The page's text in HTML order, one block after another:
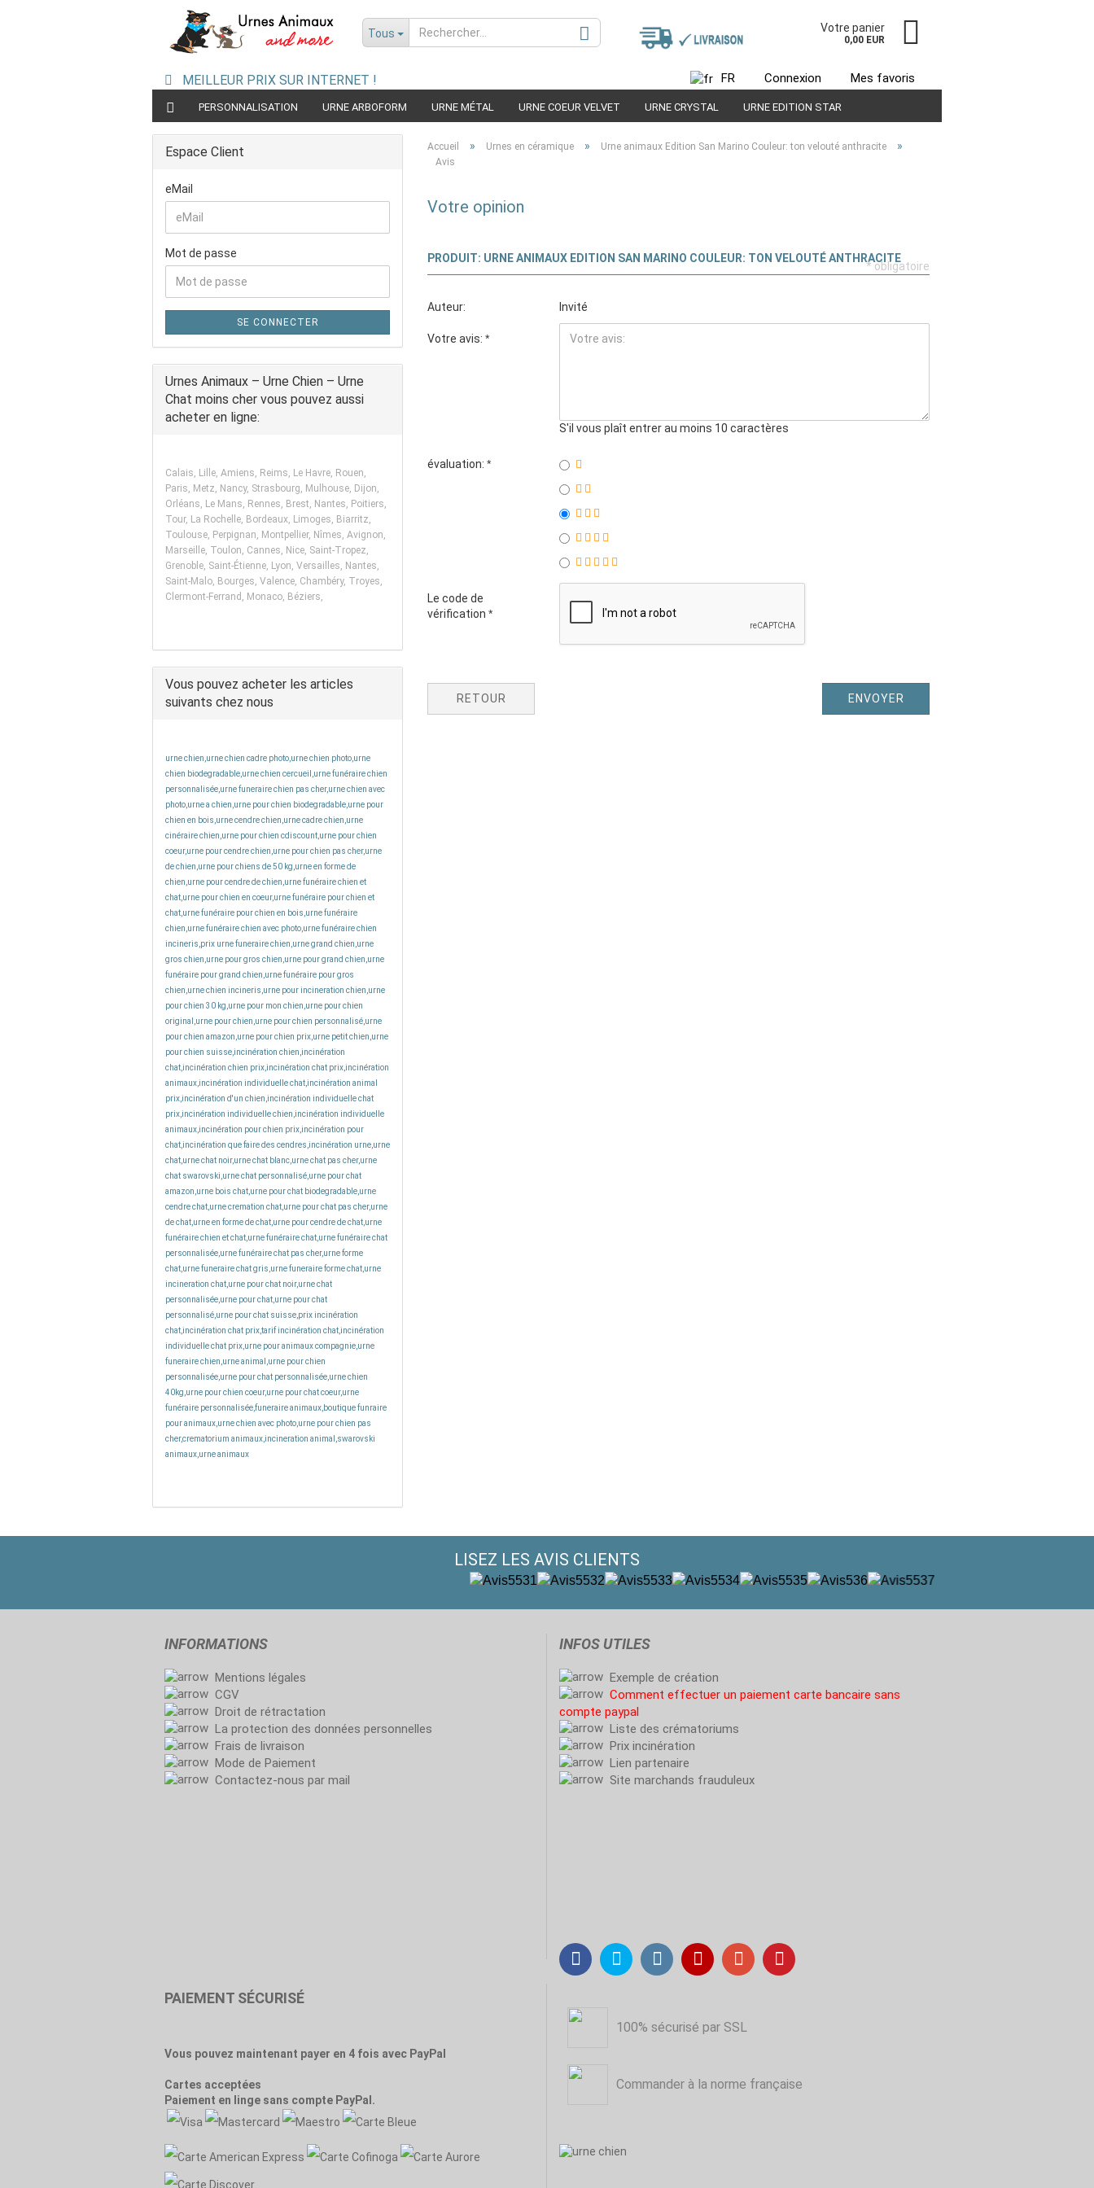
Tous Votre panier
0,00 EUR
MEILLEUR PRIX SUR INTERNET ! FR
Choisir la langue
Connexion Mes favoris
PERSONNALISATION URNE ARBOFORM URNE MÉTAL URNE COEUR VELVET URNE CRYSTAL URNE EDITION STAR
URNE BOIS URNE EDITION RACE EXEMPLE DE CRÉATION
Accueil » Urnes en céramique » Urne animaux Edition San Marino Couleur: ton velouté anthracite »
Avis
Votre opinion
PRODUIT: URNE ANIMAUX EDITION SAN MARINO COULEUR: TON VELOUTÉ ANTHRACITE
Auteur: Invité
Votre avis:
S'il vous plaît entrer au moins 10 caractères
évaluation:
Le code de
vérification
RETOUR ENVOYER
* obligatoire
Espace Client
eMail
Mot de passe
SE CONNECTER
Urnes Animaux – Urne Chien – Urne
Chat moins cher vous pouvez aussi
acheter en ligne:
Calais, Lille, Amiens, Reims, Le Havre, Rouen,
Paris, Metz, Nancy, Strasbourg, Mulhouse, Dijon,
Orléans, Le Mans, Rennes, Brest, Nantes, Poitiers,
Tour, La Rochelle, Bordeaux, Limoges, Biarritz,
Toulouse, Perpignan, Montpellier, Nîmes, Avignon,
Marseille, Toulon, Cannes, Nice, Saint-Tropez,
Grenoble, Saint-Étienne, Lyon, Versailles, Nantes,
Saint-Malo, Bourges, Valence, Chambéry, Troyes,
Clermont-Ferrand, Monaco, Béziers,
Vous pouvez acheter les articles
suivants chez nous
urne chien,urne chien cadre photo,urne chien photo,urne
chien biodegradable,urne chien cercueil,urne funéraire chien
personnalisée,urne funeraire chien pas cher,urne chien avec
photo,urne a chien,urne pour chien biodegradable,urne pour
chien en bois,urne cendre chien,urne cadre chien,urne
cinéraire chien,urne pour chien cdiscount,urne pour chien
coeur,urne pour cendre chien,urne pour chien pas cher,urne
de chien,urne pour chiens de 50 kg,urne en forme de
chien,urne pour cendre de chien,urne funéraire chien et
chat,urne pour chien en coeur,urne funéraire pour chien et
chat,urne funéraire pour chien en bois,urne funéraire
chien,urne funéraire chien avec photo,urne funéraire chien
incineris,prix urne funeraire chien,urne grand chien,urne
gros chien,urne pour gros chien,urne pour grand chien,urne
funéraire pour grand chien,urne funéraire pour gros
chien,urne chien incineris,urne pour incineration chien,urne
pour chien 30 kg,urne pour mon chien,urne pour chien
original,urne pour chien,urne pour chien personnalisé,urne
pour chien amazon,urne pour chien prix,urne petit chien,urne
pour chien suisse,incinération chien,incinération
chat,incinération chien prix,incinération chat prix,incinération
animaux,incinération individuelle chat,incinération animal
prix,incinération d'un chien,incinération individuelle chat
prix,incinération individuelle chien,incinération individuelle
animaux,incinération pour chien prix,incinération pour
chat,incinération que faire des cendres,incinération urne,urne
chat,urne chat noir,urne chat blanc,urne chat pas cher,urne
chat swarovski,urne chat personnalisé,urne pour chat
amazon,urne bois chat,urne pour chat biodegradable,urne
cendre chat,urne cremation chat,urne pour chat pas cher,urne
de chat,urne en forme de chat,urne pour cendre de chat,urne
funéraire chien et chat,urne funéraire chat,urne funéraire chat
personnalisée,urne funéraire chat pas cher,urne forme
chat,urne funeraire chat gris,urne funeraire forme chat,urne
incineration chat,urne pour chat noir,urne chat
personnalisée,urne pour chat,urne pour chat
personnalisé,urne pour chat suisse,prix incinération
chat,incinération chat prix,tarif incinération chat,incinération
individuelle chat prix,urne pour animaux compagnie,urne
funeraire chien,urne animal,urne pour chien
personnalisée,urne pour chat personnalisée,urne chien
40kg,urne pour chien coeur,urne pour chat coeur,urne
funéraire personnalisée,funeraire animaux,boutique funraire
pour animaux,urne chien avec photo,urne pour chien pas
cher,crematorium animaux,incineration animal,swarovski
animaux,urne animaux
LISEZ LES AVIS CLIENTS
INFORMATIONS
Mentions légales
CGV
Droit de rétractation
La protection des données personnelles
Frais de livraison
Mode de Paiement
Contactez-nous par mail
INFOS UTILES
Exemple de création
Comment effectuer un paiement carte bancaire sans
compte paypal
Liste des crématoriums
Prix incinération
Lien partenaire
Site marchands frauduleux
PAIEMENT SÉCURISÉ
Vous pouvez maintenant payer en 4 fois avec PayPal
Cartes acceptées
Paiement en linge sans compte PayPal.
100% sécurisé par SSL
Commander à la norme française